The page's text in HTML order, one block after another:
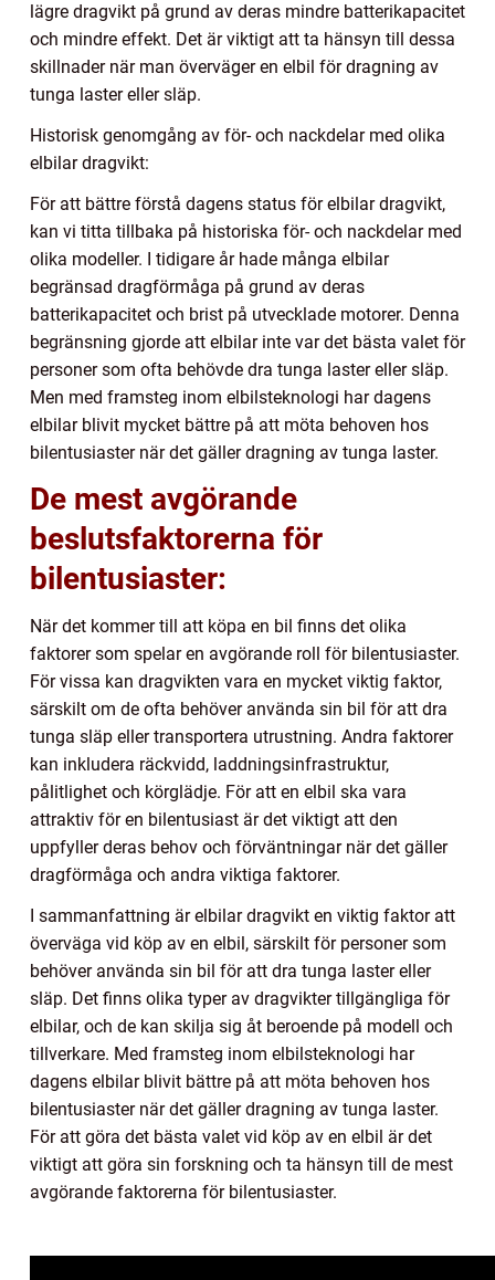
lägre dragvikt på grund av deras mindre batterikapacitet
och mindre effekt. Det är viktigt att ta hänsyn till dessa
skillnader när man överväger en elbil för dragning av
tunga laster eller släp.
Historisk genomgång av för- och nackdelar med olika
elbilar dragvikt:
För att bättre förstå dagens status för elbilar dragvikt,
kan vi titta tillbaka på historiska för- och nackdelar med
olika modeller. I tidigare år hade många elbilar
begränsad dragförmåga på grund av deras
batterikapacitet och brist på utvecklade motorer. Denna
begränsning gjorde att elbilar inte var det bästa valet för
personer som ofta behövde dra tunga laster eller släp.
Men med framsteg inom elbilsteknologi har dagens
elbilar blivit mycket bättre på att möta behoven hos
bilentusiaster när det gäller dragning av tunga laster.
De mest avgörande
beslutsfaktorerna för
bilentusiaster:
När det kommer till att köpa en bil finns det olika
faktorer som spelar en avgörande roll för bilentusiaster.
För vissa kan dragvikten vara en mycket viktig faktor,
särskilt om de ofta behöver använda sin bil för att dra
tunga släp eller transportera utrustning. Andra faktorer
kan inkludera räckvidd, laddningsinfrastruktur,
pålitlighet och körglädje. För att en elbil ska vara
attraktiv för en bilentusiast är det viktigt att den
uppfyller deras behov och förväntningar när det gäller
dragförmåga och andra viktiga faktorer.
I sammanfattning är elbilar dragvikt en viktig faktor att
överväga vid köp av en elbil, särskilt för personer som
behöver använda sin bil för att dra tunga laster eller
släp. Det finns olika typer av dragvikter tillgängliga för
elbilar, och de kan skilja sig åt beroende på modell och
tillverkare. Med framsteg inom elbilsteknologi har
dagens elbilar blivit bättre på att möta behoven hos
bilentusiaster när det gäller dragning av tunga laster.
För att göra det bästa valet vid köp av en elbil är det
viktigt att göra sin forskning och ta hänsyn till de mest
avgörande faktorerna för bilentusiaster.